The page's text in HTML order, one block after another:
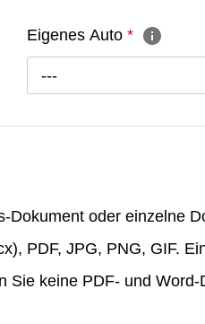
Eigenes Auto*
---
oder einzelne
PDF, JPG, PNG, GIF.
keine PDF- und